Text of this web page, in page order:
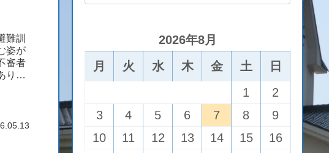
訓
姿が
審者
り、
2026年8月
月
火 水 木 金 土
日
1
2
3
4 5 6 7 8
9
10
11 12 13 14 15
16